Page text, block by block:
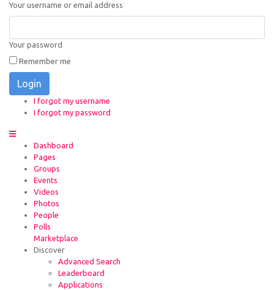
Your username or email address
Your password
Remember me
Login
I forgot my username
I forgot my password
Dashboard
Pages
Groups
Events
Videos
Photos
People
Polls
Marketplace
Discover
Advanced Search
Leaderboard
Applications